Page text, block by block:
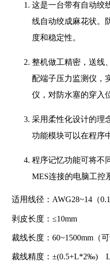
这是一台带有自动绞
线自动绞成麻花状。
度和稳定性。
整机做工精密，送线
配端子压力监测仪，
仪，对防水塞的穿入
采用柔性化设计的理
功能模块可以在程序
程序记忆功能可将不
MES连接的电脑工控
适用线径：AWG28~14（
剥皮长度：≤10mm
裁线长度：60~1500mm（可
裁线精度：±(0.5+L*2‰)